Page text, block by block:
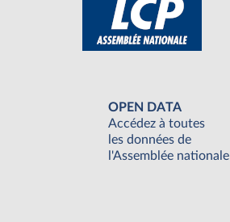
OPEN DATA
Accédez à toutes
les données de
l'Assemblée nationale